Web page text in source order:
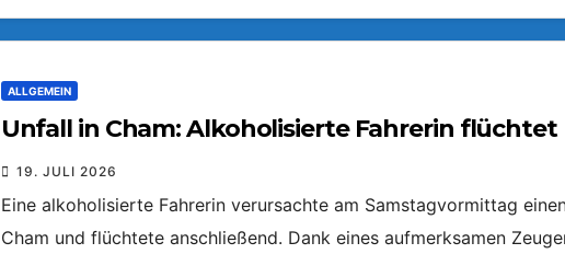
ALLGEMEIN
Unfall in Cham: Alkoholisierte Fahrerin flüchtet
19. JULI 2026
Eine alkoholisierte Fahrerin verursachte am Samstagvormittag
Cham und flüchtete anschließend. Dank eines aufmerksamen